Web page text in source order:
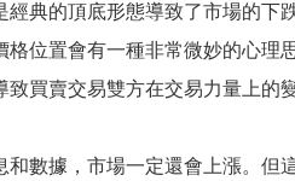
典的頂底形態導致了市場的下
位置會有一種非常微妙的心理
買賣交易雙方在交易力量上的變
據，市場一定還會上漲。但